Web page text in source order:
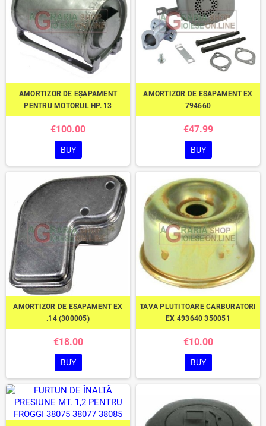
AMORTIZOR DE EȘAPAMENT
PENTRU MOTORUL HP. 13
€100.00
BUY
AMORTIZOR DE EȘAPAMENT EX
794660
€47.99
BUY
AMORTIZOR DE EȘAPAMENT EX
.14 (300005)
€18.00
BUY
TAVA PLUTITOARE CARBURATORI
EX 493640 350051
€10.00
BUY